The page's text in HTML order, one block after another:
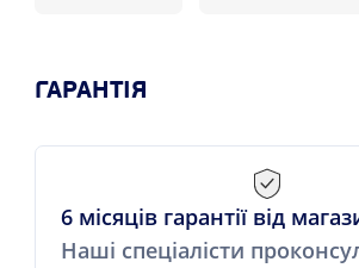
ГАРАНТІЯ
6 місяців гарантії від
Наші спеціалісти